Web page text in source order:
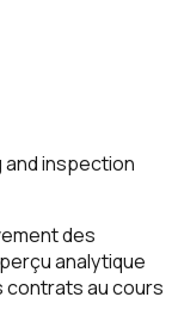
inspection
des
analytique
contrats au cours